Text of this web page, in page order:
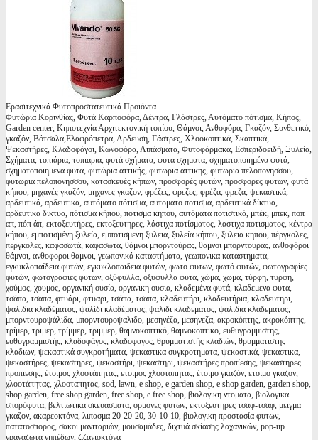
Ερασιτεχνικά Φυτοπροστατευτικά Προιόντα
Φυτώρια Κορινθίας, Φυτά Καρποφόρα, Δέντρα, Γλάστρες, Αυτόματο πότισμα, Κήπος,
Garden center, Κηποτεχνία Αρχιτεκτονική τοπίου, Θάμνοι, Ανθοφόρα, Γκαζόν, Συνθετικό,
γκαζόν, Βότσαλα,Ελαφρόπετρα, Αρδευση, Γάστρες, Χλοοκοπτικά, Σκαπτικά,
Ψεκαστήρες, Κλαδοφάγοι, Κωνοφόρα, Λιπάσματα, Φυτοφάρμακα, Εσπεριδοειδή, Ξυλεία,
Σχήματα, τοπιάρια, τοπιαρια, φυτά σχήματα, φυτα σχηματα, σχηματοποιημένα φυτά,
σχηματοποιημενα φυτα, φυτώρια αττικής, φυτωρια αττικης, φυτωρια πελοπονησσου,
φυτωρια πελοπονησσου, κατασκευές κήπων, προσφορές φυτών, προσφορες φυτων, φυτά
κήπου, μηχανές γκαζόν, μηχανες γκαζον, φρέζες, φρεζες, φρέζα, φρεζα, ψεκαστικά,
αρδευτικά, αρδευτικα, αυτόματο πότισμα, αυτοματο ποτισμα, αρδευτικά δίκτυα,
αρδευτικα δικτυα, πότισμα κήπου, ποτισμα κηπου, αυτόματα ποτιστικά, μπέκ, μπεκ, ποπ
απ, πόπ άπ, εκτοξευτήρες, εκτοξευτηρες, λάστιχα ποτίσματος, λαστιχα ποτισματος, κέντρα
κήπου, εμποτισμένη ξυλεία, εμποτισμενη ξυλεια, ξυλεία κήπου, ξυλεια κηπου, πέργκολες,
περγκολες, καφασωτά, καφασωτα, θάμνοι μπορντούρας, θαμνοι μπορντουρας, ανθοφόροι
θάμνοι, ανθοφοροι θαμνοι, γεωπονικά καταστήματα, γεωπονικα καταστηματα,
εγκυκλοπαίδεια φυτών, εγκυκλοπαιδεια φυτών, φωτο φυτων, φωτό φυτών, φωτογραφίες
φυτών, φωτογραφιες φυτων, οξύφυλλα, οξυφυλλα φυτα, χώμα, χωμα, τύρφη, τυρφη,
χούμος, χουμος, οργανική ουσία, οργανικη ουσια, κλαδεμένα φυτά, κλαδεμενα φυτα,
τσάπα, τσαπα, φτυάρι, φτυαρι, τσάπα, τσαπα, κλαδευτήρι, κλαδευτήρια, κλαδευτηρι,
ψαλίδια κλαδέματος, ψαλίδι κλαδέματος, ψαλιδι κλαδεματος, ψαλιδια κλαδεματος,
μπορντουροψάλιδα, μπορντουροψαλιδο, μεσηνέζα, μεσηνεζα, ακροκόπτης, ακροκόπτης,
τρίμερ, τριμερ, τρίμμερ, τριμμερ, θαμνοκοπτικό, θαμνοκοπτικο, ευθυγραμμιστης,
ευθυγραμμιστής, κλαδοφάγος, κλαδοφαγος, θρυμματιστής κλαδιών, θρυμματιστης
κλαδιων, ψεκαστικά συγκροτήματα, ψεκαστικα συγκροτηματα, ψεκαστικά, ψεκαστικα,
ψεκαστήρες, ψεκαστηρες, ψεκαστήρι, ψεκαστηρι, ψεκαστήρες προπίεσης, ψεκαστηρες
προπιεσης, έτοιμος χλοοτάπητας, ετοιμος χλοοταπητας, έτοιμο γκαζόν, ετοιμο γκαζον,
χλοοτάπητας, χλοοταπητας, sod, lawn, e shop, e garden shop, e shop garden, garden shop,
shop garden, free shop garden, free shop, e free shop, βιολογικη ντοματα, βιολογικα
σπορόφυτα, βελτιωτικα σκευασματα, ορμονες φυτων, εκτοξευτηρες τσαφ-τσαφ, μειγμα
γκαζον, ακαρεοκτόνα, λιπασμα 20-20-20, 30-10-10, βιολογικη προστασία φυτων,
πατατοσπορος, σακοι μανιταριών, μουσαμάδες, διχτυά σκίασης λαχανικών, pop-up
γραναζωτα γηπέδων, ζιζανιοκτόνα